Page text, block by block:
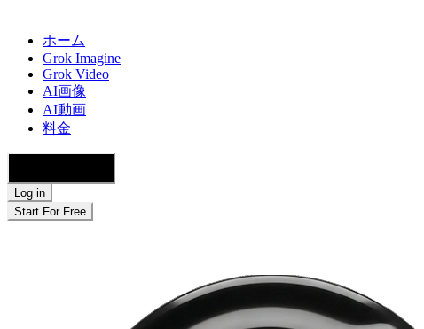
ホーム
Grok Imagine
Grok Video
AI画像
AI動画
料金
Log in
Start For Free